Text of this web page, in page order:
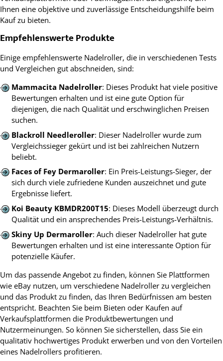
Ihnen eine objektive und zuverlässige Entscheidungshilfe beim
Kauf zu bieten.
Empfehlenswerte Produkte
Einige empfehlenswerte Nadelroller, die in verschiedenen Tests
und Vergleichen gut abschneiden, sind:
Mammacita Nadelroller: Dieses Produkt hat viele positive
Bewertungen erhalten und ist eine gute Option für
diejenigen, die nach Qualität und erschwinglichen Preisen
suchen.
Blackroll Needleroller: Dieser Nadelroller wurde zum
Vergleichssieger gekürt und ist bei zahlreichen Nutzern
beliebt.
Faces of Fey Dermaroller: Ein Preis-Leistungs-Sieger, der
sich durch viele zufriedene Kunden auszeichnet und gute
Ergebnisse liefert.
Koi Beauty KBMDR200T15: Dieses Modell überzeugt durch
Qualität und ein ansprechendes Preis-Leistungs-Verhältnis.
Skiny Up Dermaroller: Auch dieser Nadelroller hat gute
Bewertungen erhalten und ist eine interessante Option für
potenzielle Käufer.
Um das passende Angebot zu finden, können Sie Plattformen
wie eBay nutzen, um verschiedene Nadelroller zu vergleichen
und das Produkt zu finden, das Ihren Bedürfnissen am besten
entspricht. Beachten Sie beim Bieten oder Kaufen auf
Verkaufsplattformen die Produktbewertungen und
Nutzermeinungen. So können Sie sicherstellen, dass Sie ein
qualitativ hochwertiges Produkt erwerben und von den Vorteilen
eines Nadelrollers profitieren.